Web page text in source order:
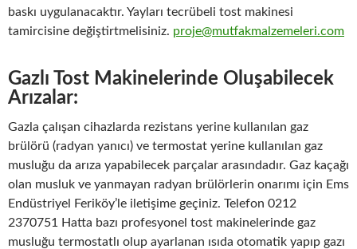
baskı uygulanacaktır. Yayları tecrübeli tost makinesi
tamircisine değiştirtmelisiniz. proje@mutfakmalzemeleri.com
Gazlı Tost Makinelerinde Oluşabilecek
Arızalar:
Gazla çalışan cihazlarda rezistans yerine kullanılan gaz
brülörü (radyan yanıcı) ve termostat yerine kullanılan gaz
musluğu da arıza yapabilecek parçalar arasındadır. Gaz kaçağı
olan musluk ve yanmayan radyan brülörlerin onarımı için Ems
Endüstriyel Feriköy’le iletişime geçiniz. Telefon 0212
2370751 Hatta bazı profesyonel tost makinelerinde gaz
musluğu termostatlı olup ayarlanan ısıda otomatik yapıp gazı